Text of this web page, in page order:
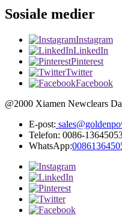
Sosiale medier
Instagram
LinkedIn
Pinterest
Twitter
Facebook
@2000 Xiamen Newclears
E-post:
Telefon: 0086-
WhatsApp: